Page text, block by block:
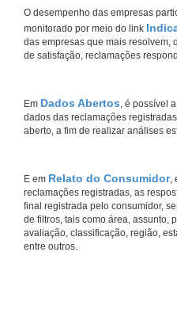
O desempenho das empresas
monitorado por meio do link
das empresas que mais resolvem,
de satisfação, reclamações
Em Dados Abertos, é possível
dados das reclamações
aberto, a fim de realizar análises
E em Relato do Consumidor,
reclamações registradas, as
final registrada pelo consumidor,
de filtros, tais como área, assunto,
avaliação, classificação, região,
entre outros.